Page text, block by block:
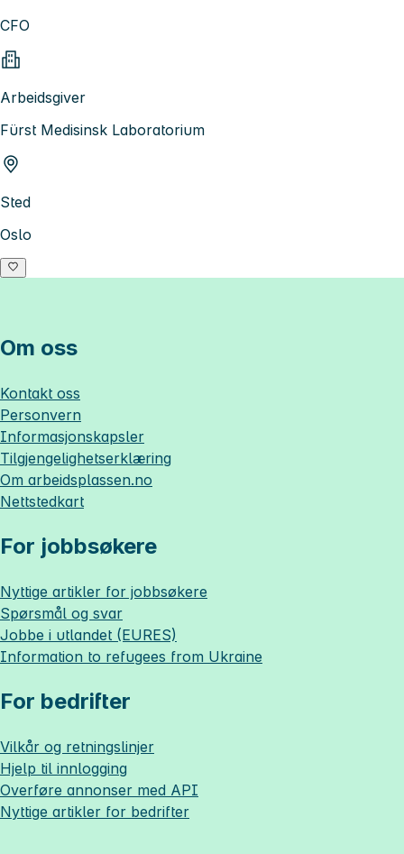
CFO
Arbeidsgiver
Fürst Medisinsk Laboratorium
Sted
Oslo
Om oss
Kontakt oss
Personvern
Informasjonskapsler
Tilgjengelighetserklæring
Om arbeidsplassen.no
Nettstedkart
For jobbsøkere
Nyttige artikler for jobbsøkere
Spørsmål og svar
Jobbe i utlandet (EURES)
Information to refugees from Ukraine
For bedrifter
Vilkår og retningslinjer
Hjelp til innlogging
Overføre annonser med API
Nyttige artikler for bedrifter